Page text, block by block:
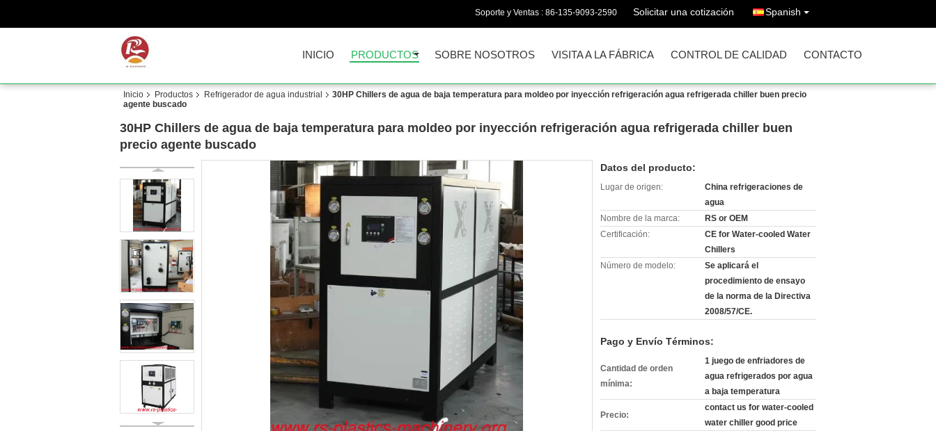
Soporte y Ventas : 86-135-9093-2590 Solicitar una cotización Spanish
INICIO PRODUCTOS SOBRE NOSOTROS VISITA A LA FÁBRICA CONTROL DE CALIDAD CONTACTO
Inicio Productos Refrigerador de agua industrial
30HP Chillers de agua de baja temperatura para moldeo por inyección refrigeración agua refrigerada chiller buen precio
agente buscado
30HP Chillers de agua de baja temperatura para moldeo por inyección refrigeración agua refrigerada chiller buen
precio agente buscado
Datos del producto:
Lugar de origen:
China refrigeraciones de
agua
Nombre de la marca:
RS or OEM
Certificación:
CE for Water-cooled Water
Chillers
Número de modelo:
Se aplicará el
procedimiento de ensayo
de la norma de la Directiva
2008/57/CE.
Pago y Envío Términos:
Cantidad de orden
mínima:
1 juego de enfriadores de
agua refrigerados por agua
a baja temperatura
Precio:
contact us for water-cooled
water chiller good price